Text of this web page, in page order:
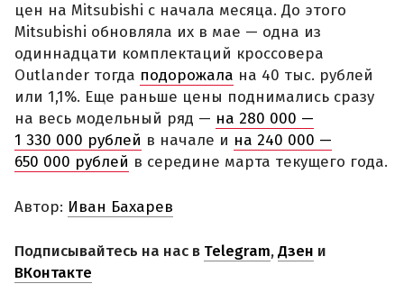
цен на Mitsubishi с начала месяца. До этого
Mitsubishi обновляла их в мае — одна из
одиннадцати комплектаций кроссовера
Outlander тогда подорожала на 40 тыс. рублей
или 1,1%. Еще раньше цены поднимались сразу
на весь модельный ряд — на 280 000 —
1 330 000 рублей в начале и на 240 000 —
650 000 рублей в середине марта текущего года.
Автор: Иван Бахарев
Подписывайтесь на нас в Telegram,Дзен и
ВКонтакте